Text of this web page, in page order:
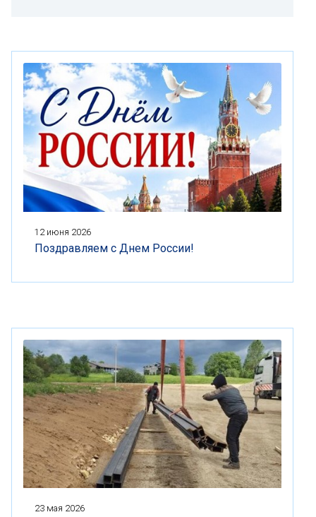
12 июня 2026
Поздравляем с Днем России!
23 мая 2026